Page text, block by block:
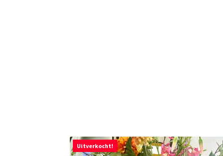
Uitverkocht!